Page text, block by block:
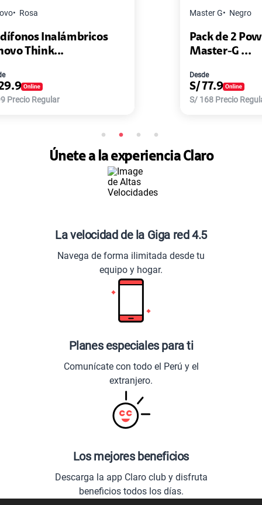
Pack de 2 Power Bank Mini
Únete a la experiencia Claro
La velocidad de la Giga red 4.5
Navega de forma ilimitada desde tu
equipo y hogar.
Planes especiales para ti
Comunícate con todo el Perú y el
extranjero.
Los mejores beneficios
Descarga la app Claro club y disfruta
beneficios todos los días.